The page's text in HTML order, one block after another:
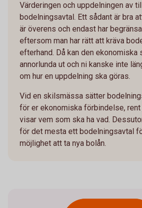
Värderingen och uppdelningen av
bodelningsavtal. Ett sådant är bra
är överens och endast har
eftersom man har rätt att kräva
efterhand. Då kan den ekonomiska
annorlunda ut och ni kanske inte
om hur en uppdelning ska göras.
Vid en skilsmässa sätter
för er ekonomiska förbindelse, rent
visar vem som ska ha vad.
för det mesta ett bodelningsavtal
möjlighet att ta nya bolån.